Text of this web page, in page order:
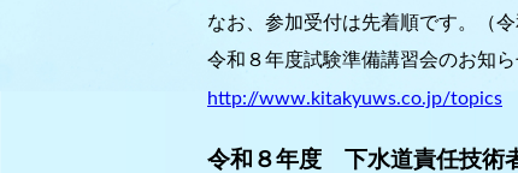
なお、参加受付は先着順です。（令
令和８年度試験準備講習会のお知
http://www.kitakyuws.co.jp/topics
令和８年度 下水道責任技術